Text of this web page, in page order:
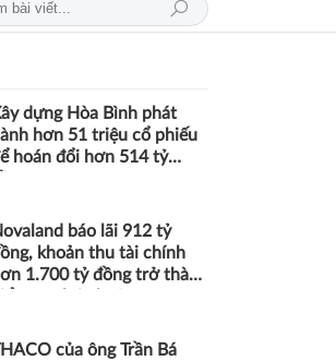
Đột phá mới trong phát triển Y học bào thai và Di
dựng Hòa Bình phát
hơn 51 triệu cổ phiếu
hoán đổi hơn 514 tỷ
báo lãi 912 tỷ
khoản thu tài chính
1.700 tỷ đồng trở thành
của ông Trần Bá